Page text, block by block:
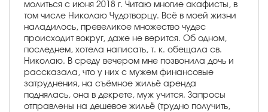
молиться с июня 2018 г. Читаю многие акафисты, в
том числе Николаю Чудотворцу. Всё в моей жизни
наладилось, превеликое множество чудес
происходит вокруг, даже не верится. Об одном,
последнем, хотела написать, т. к. обещала св.
Николаю. В среду вечером мне позвонила дочь и
рассказала, что у них с мужем финансовые
затруднения, на съёмное жильё аренда
поднялась, она в декрете, муж учится. Запросы
отправлены на дешевое жильё (трудно получить,